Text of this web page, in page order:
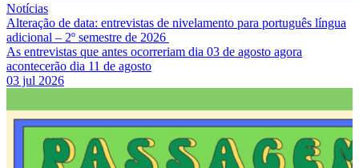
Notícias
Alteração de data: entrevistas de nivelamento para português língua
adicional – 2º semestre de 2026
As entrevistas que antes ocorreriam dia 03 de agosto agora
acontecerão dia 11 de agosto
03 jul 2026